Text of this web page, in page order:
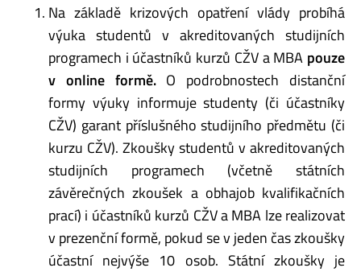
Na základě krizových opatření vlády probíhá
výuka studentů v akreditovaných studijních
programech i účastníků kurzů CŽV a MBA pouze
v online formě. O podrobnostech distanční
formy výuky informuje studenty (či účastníky
CŽV) garant příslušného studijního předmětu (či
kurzu CŽV). Zkoušky studentů v akreditovaných
studijních programech (včetně státních
závěrečných zkoušek a obhajob kvalifikačních
prací) i účastníků kurzů CŽV a MBA lze realizovat
v prezenční formě, pokud se v jeden čas zkoušky
účastní nejvýše 10 osob. Státní zkoušky je